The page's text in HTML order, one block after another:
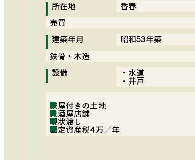
所在地 香春
売買
建築年月 昭和53年築
鉄骨・木造
設備
・水道
・井戸
家屋付きの土地
元酒屋店舗
現状渡し
固定資産税4万／年